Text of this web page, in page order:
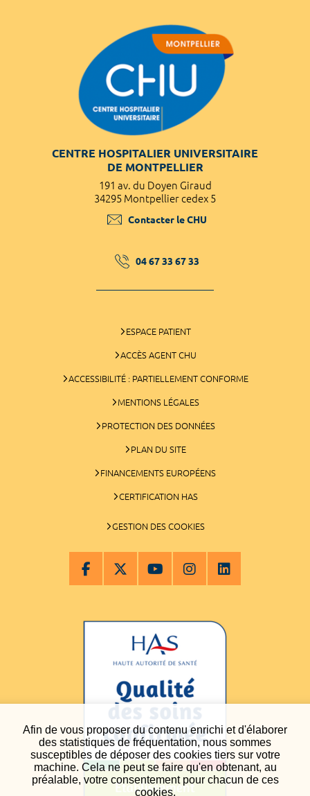
Afin de vous proposer du contenu enrichi et d'élaborer
des statistiques de fréquentation, nous sommes
susceptibles de déposer des cookies tiers sur votre
machine. Cela ne peut se faire qu'en obtenant, au
préalable, votre consentement pour chacun de ces
cookies.
CENTRE HOSPITALIER UNIVERSITAIRE
DE MONTPELLIER
191 av. du Doyen Giraud
34295 Montpellier cedex 5
Contacter le CHU
04 67 33 67 33
ESPACE PATIENT
ACCÈS AGENT CHU
ACCESSIBILITÉ : PARTIELLEMENT CONFORME
MENTIONS LÉGALES
PROTECTION DES DONNÉES
PLAN DU SITE
FINANCEMENTS EUROPÉENS
CERTIFICATION HAS
GESTION DES COOKIES